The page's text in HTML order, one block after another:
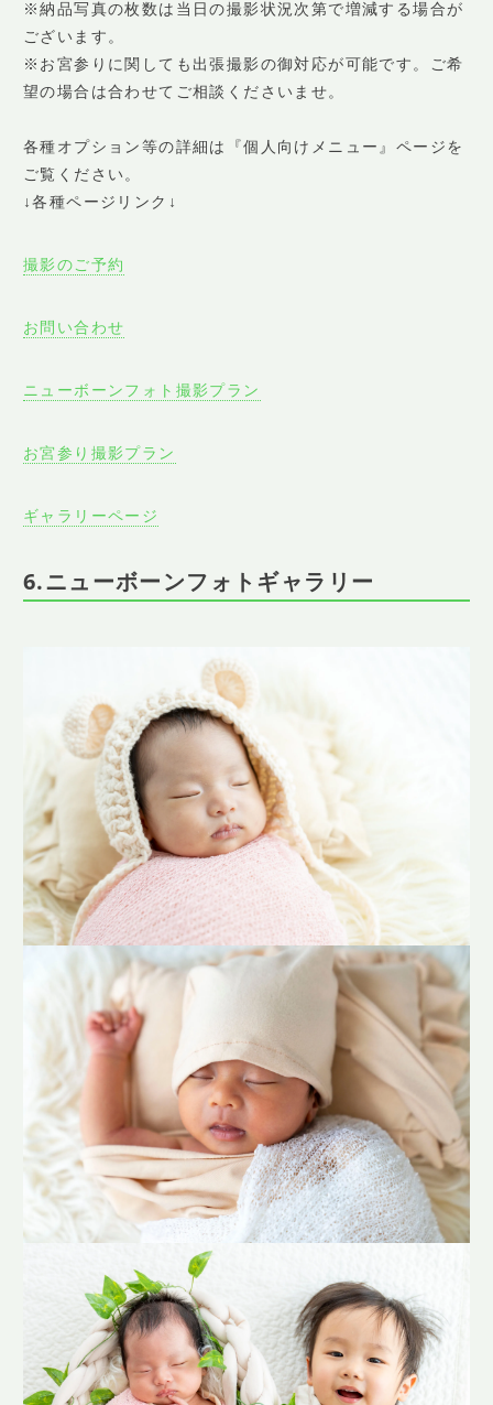
※納品写真の枚数は当日の撮影状況次第で増減する場合が
ございます。
※お宮参りに関しても出張撮影の御対応が可能です。ご希
望の場合は合わせてご相談くださいませ。
各種オプション等の詳細は『個人向けメニュー』ページを
ご覧ください。
↓各種ページリンク↓
撮影のご予約
お問い合わせ
ニューボーンフォト撮影プラン
お宮参り撮影プラン
ギャラリーページ
6.ニューボーンフォトギャラリー